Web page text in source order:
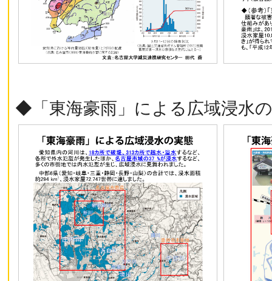
◆「東海豪雨」による広域浸水